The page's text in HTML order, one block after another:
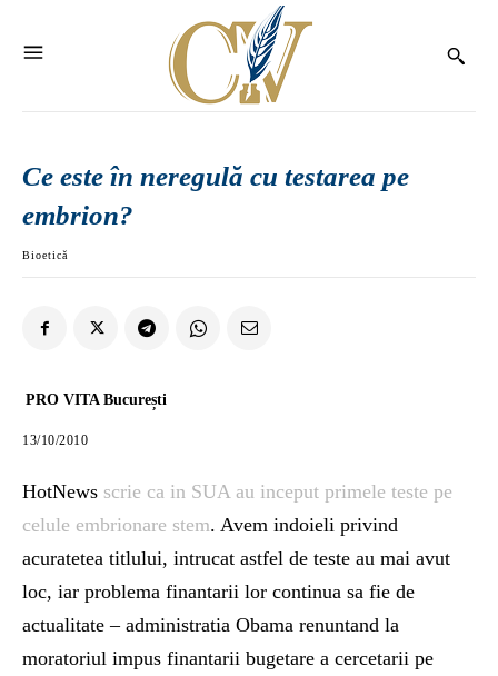
Ce este în neregulă cu testarea pe
embrion?
Bioetică
PRO VITA București
13/10/2010
HotNews scrie ca in SUA au inceput primele teste pe
celule embrionare stem. Avem indoieli privind
acuratetea titlului, intrucat astfel de teste au mai avut
loc, iar problema finantarii lor continua sa fie de
actualitate – administratia Obama renuntand la
moratoriul impus finantarii bugetare a cercetarii pe